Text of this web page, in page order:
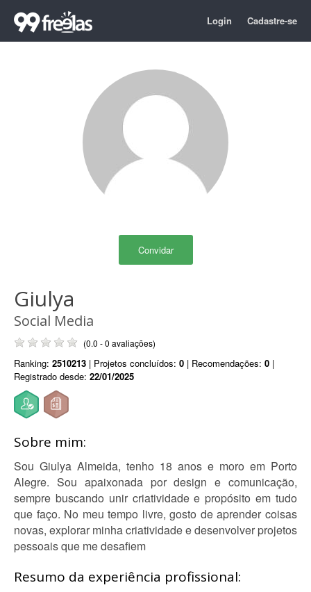
Login Cadastre-se
Convidar
Giulya
Social Media
(0.0 - 0 avaliações)
Ranking: 2510213 | Projetos concluídos: 0 | Recomendações: 0 |
Registrado desde: 22/01/2025
Sobre mim:
Sou Giulya Almeida, tenho 18 anos e moro em Porto
Alegre. Sou apaixonada por design e comunicação,
sempre buscando unir criatividade e propósito em tudo
que faço. No meu tempo livre, gosto de aprender coisas
novas, explorar minha criatividade e desenvolver projetos
pessoais que me desafiem
Resumo da experiência profissional: